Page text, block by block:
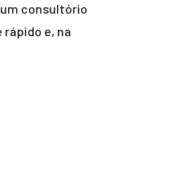
consultório
e, na